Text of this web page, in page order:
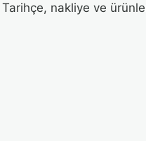
Tarihçe, nakliye ve